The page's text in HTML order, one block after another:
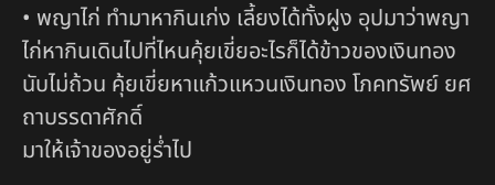
• พญาไก่ ทำมาหากินเก่ง เลี้ยงได้ทั้งฝูง อุปมาว่าพญา
ไก่หากินเดินไปที่ไหนคุ้ยเขี่ยอะไรก็ได้ข้าวของเงินทอง
นับไม่ถ้วน คุ้ยเขี่ยหาแก้วแหวนเงินทอง โภคทรัพย์ ยศ
ถาบรรดาศักดิ์
มาให้เจ้าของอยู่ร่ำไป